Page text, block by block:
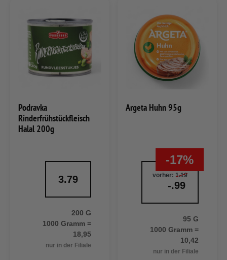
Podravka
Rinderfrühstückfleisch
Halal 200g
3.79
200 G
1000 Gramm =
18,95
nur in der Filiale
Argeta Huhn 95g
-17%
vorher: 1.19
-.99
95 G
1000 Gramm =
10,42
nur in der Filiale